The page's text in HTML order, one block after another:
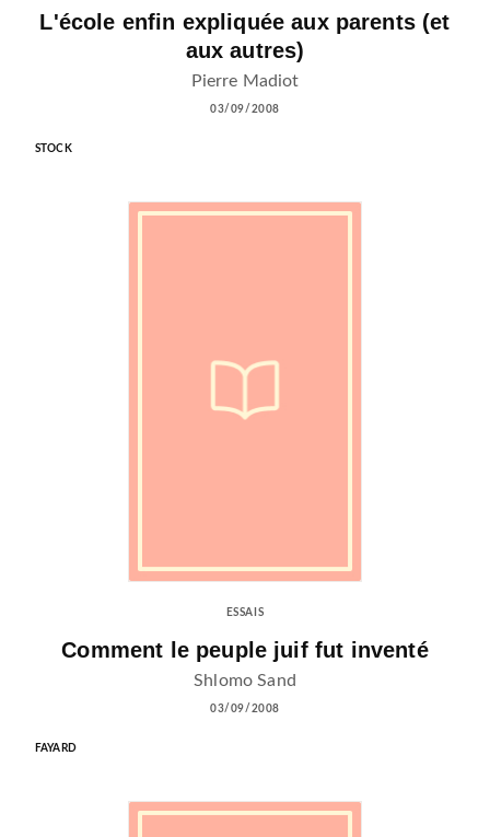
L'école enfin expliquée aux parents (et
aux autres)
Pierre Madiot
03/09/2008
STOCK
ESSAIS
Comment le peuple juif fut inventé
Shlomo Sand
03/09/2008
FAYARD